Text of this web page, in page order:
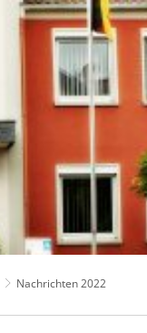
Nachrichten 2022